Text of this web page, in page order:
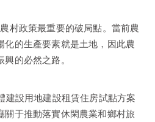
村政策最重要的破局點。當前農
化的生產要素就是土地，因此農
的必然之路。
建設用地建設租賃住房試點方案
關于推動落實休閑農業和鄉村旅